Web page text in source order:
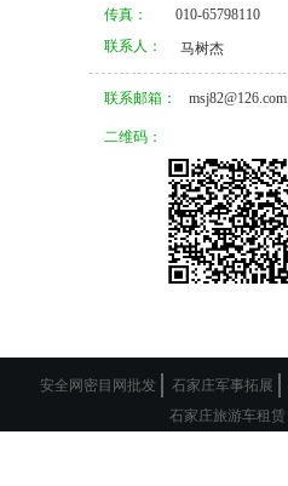
联系邮箱：
联系人： 马树杰
二维码：
msj82@126.com
传真： 010-65798110
安全网密目网批发 石家庄军事拓展
石家庄旅游车租赁